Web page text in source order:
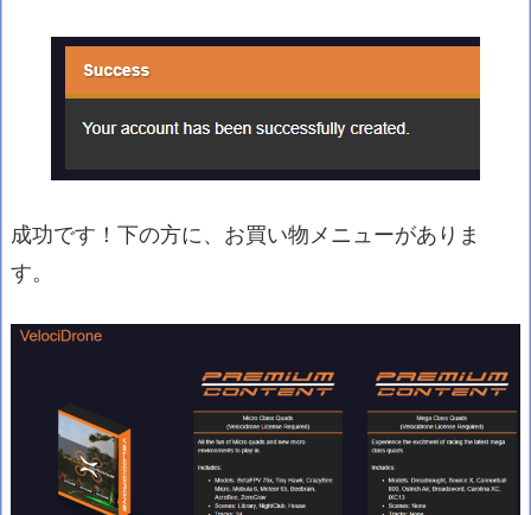
成功です！下の方に、お買い物メニューがありま
す。